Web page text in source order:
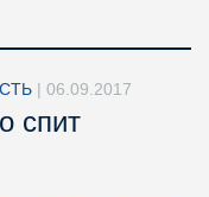
| 06.09.2017
спит